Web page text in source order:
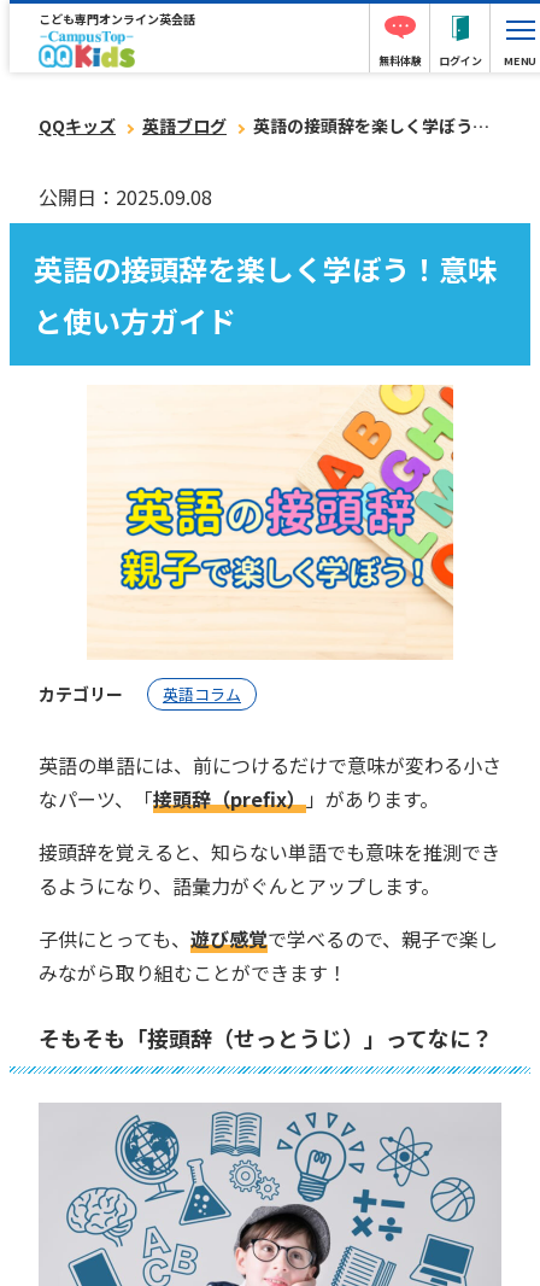
こども専門オンライン英会話
無料体験 ログイン MENU
QQキッズ 英語ブログ 英語の接頭辞を楽しく学ぼう！意味と使い方ガイド
公開日：2025.09.08
英語の接頭辞を楽しく学ぼう！意味
と使い方ガイド
カテゴリー 英語コラム
英語の単語には、前につけるだけで意味が変わる小さ
なパーツ、「接頭辞（prefix）」があります。
接頭辞を覚えると、知らない単語でも意味を推測でき
るようになり、語彙力がぐんとアップします。
子供にとっても、 遊び感覚で学べるので、親子で楽し
みながら取り組むことができます！
そもそも「接頭辞（せっとうじ）」ってなに？